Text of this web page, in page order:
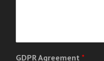
GDPR Agreement *